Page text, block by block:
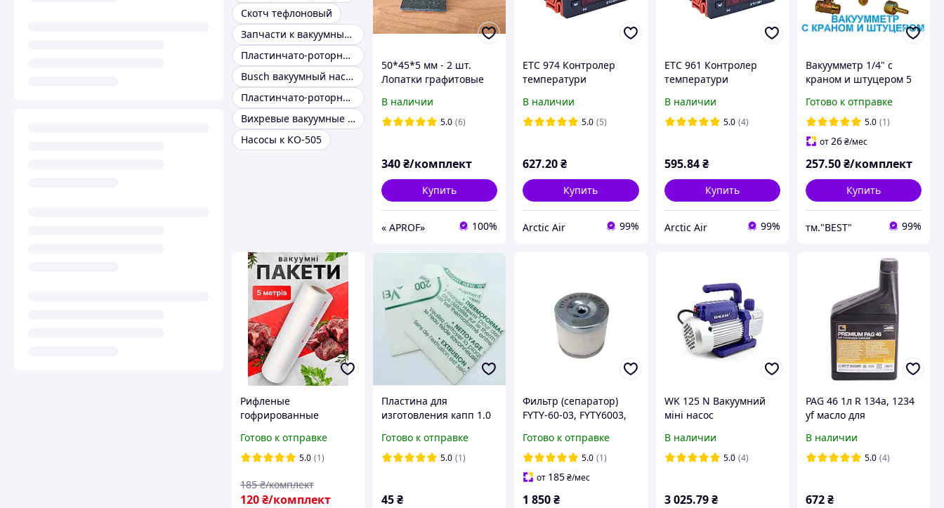
Скотч тефлоновый
Запчасти к вакуумным насосам
Пластинчато-роторный насос
Busch вакуумный насос
Пластинчато-роторный вакуумный насос
Вихревые вакуумные насосы
Насосы к КО-505
50*45*5 мм - 2 шт.
Лопатки графитовые
аппарата Буренка,
Березка
В наличии
5.0 (6)
340₴/комплект
Купить
« APROF» 100%
ETC 974 Контролер
температури
В наличии
5.0 (5)
627.20₴
Купить
Arctic Air 99%
ETC 961 Контролер
температури
В наличии
5.0 (4)
595.84 ₴
Купить
Arctic Air 99%
Вакуумметр 1/4" с
краном и штуцером 5
Готово к отправке
5.0 (1)
от26₴/мес
257.50₴/комплект
Купить
тм."BEST" 99%
Рифленые
гофрированные
упаковщика пакеты
для вакуматора (рулон
Готово к отправке
5.0 (1)
120₴/комплект
185 ₴/комплект
Пластина для
изготовления капп 1.0
Готово к отправке
5.0 (1)
45₴
Фильтр (сепаратор)
FYTY-60-03, FYTY6003,
60-03 VALUE вакуумного
насоса
Готово к отправке
5.0 (1)
от 185₴/мес
1 850₴
WK 125 N Вакуумний
міні насос
хв
В наличии
5.0 (4)
3 025.79 ₴
PAG 46 1л R 134a, 1234
yf масло для
Errecom
В наличии
5.0 (4)
672₴